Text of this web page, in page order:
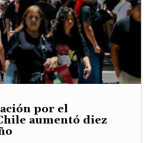
por el
aumentó diez